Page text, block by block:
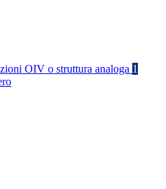
OIV o struttura analoga 1